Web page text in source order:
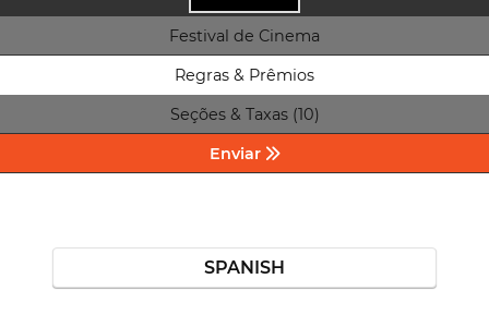
Festival de Cinema
Regras & Prêmios
Seções & Taxas (10)
Enviar
SPANISH